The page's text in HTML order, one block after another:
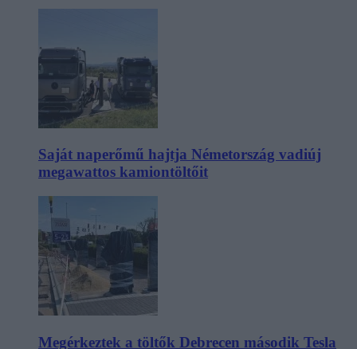
Saját naperőmű hajtja Németország vadiúj
megawattos kamiontöltőit
Megérkeztek a töltők Debrecen második Tesla